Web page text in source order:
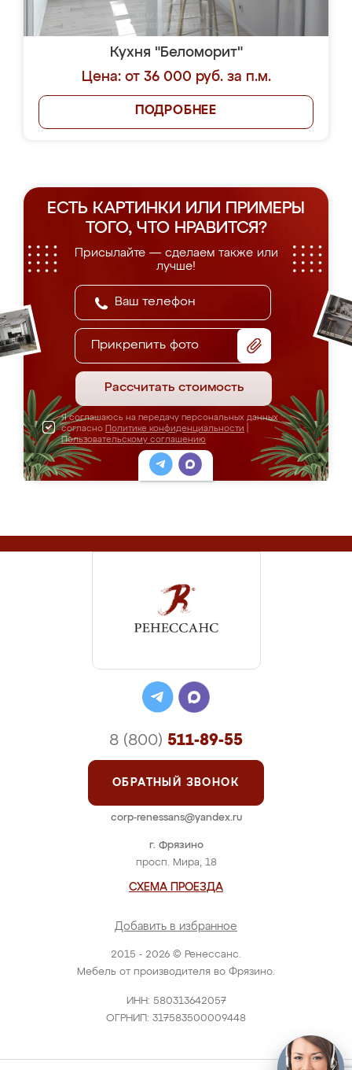
Кухня "Беломорит"
Цена: от 36 000 руб. за п.м.
ПОДРОБНЕЕ
ЕСТЬ КАРТИНКИ ИЛИ ПРИМЕРЫ
ТОГО, ЧТО НРАВИТСЯ?
Присылайте — сделаем также или
лучше!
Прикрепить фото
Рассчитать стоимость
Я соглашаюсь на передачу персональных данных
согласно Политике конфиденциальности
Пользовательскому соглашению
2015 - 2026 © Ренессанс.
Мебель от производителя во Фрязино.
ИНН: 580313642057
ОГРНИП: 317583500009448
г. Фрязино
просп. Мира, 18
СХЕМА ПРОЕЗДА
Добавить в избранное
8 (800) 511-89-55
ОБРАТНЫЙ ЗВОНОК
corp-renessans@yandex.ru